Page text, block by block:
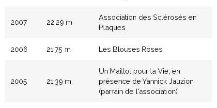
2007 22.29 m
Association des Sclérosés en
Plaques
2006 21.75 m Les Blouses Roses
2005 21.39 m
Un Maillot pour la Vie, en
présence de Yannick Jauzion
(parrain de l'association)